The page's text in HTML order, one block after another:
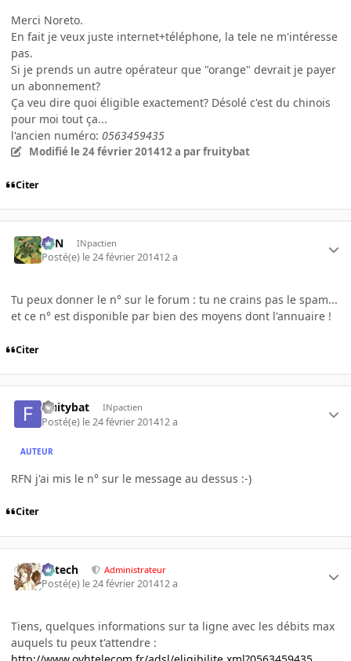
Merci Noreto.
En fait je veux juste internet+téléphone, la tele ne m'intéresse
pas.
Si je prends un autre opérateur que "orange" devrait je payer
un abonnement?
Ça veu dire quoi éligible exactement? Désolé c'est du chinois
pour moi tout ça...
l'ancien numéro: 0563459435
Modifié le 24 février 201412 a par fruitybat
Citer
RFN INpactien
Posté(e) le 24 février 201412 a
Tu peux donner le n° sur le forum : tu ne crains pas le spam...
et ce n° est disponible par bien des moyens dont l'annuaire !
Citer
fruitybat INpactien
Posté(e) le 24 février 201412 a
AUTEUR
RFN j'ai mis le n° sur le message au dessus :-)
Citer
Edtech Administrateur
Posté(e) le 24 février 201412 a
Tiens, quelques informations sur ta ligne avec les débits max
auquels tu peux t'attendre :